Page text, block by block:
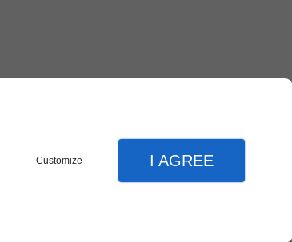
Customize I AGREE